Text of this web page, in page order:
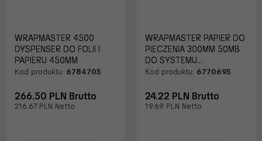
WRAPMASTER 4500
DYSPENSER DO FOLII I
PAPIERU 450MM
Kod produktu: 6784705
266.50 PLN Brutto
216.67 PLN Netto
WRAPMASTER PAPIER DO
PIECZENIA 300MM 50MB
DO SYSTEMU
DOZOWANIA
Kod produktu: 6770695
24.22 PLN Brutto
19.69 PLN Netto